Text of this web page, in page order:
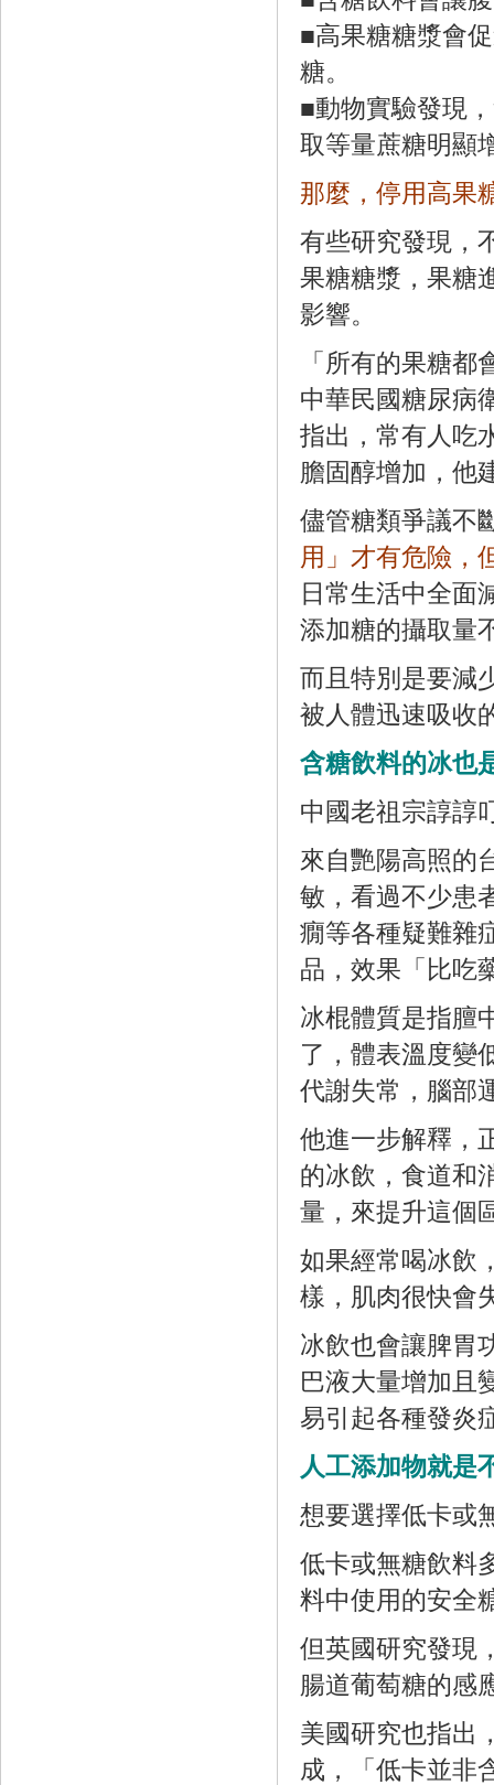
■高果糖糖漿會
糖。
■動物實驗發現
取等量蔗糖明顯
那麼，停用高果
有些研究發現，
果糖糖漿，果糖
影響。
「所有的果糖
中華民國糖尿病
指出，常有人吃
膽固醇增加，他
儘管糖類爭議不
用」才有危險，
日常生活中全面
添加糖的攝取量
而且特別是要減
被人體迅速吸收
含糖飲料的冰也
中國老祖宗諄諄
來自艷陽高照的
敏，看過不少患
癇等各種疑難雜
品，效果「比吃
冰棍體質是指膻
了，體表溫度變
代謝失常，腦部
他進一步解釋，
的冰飲，食道和
量，來提升這個
如果經常喝冰飲
樣，肌肉很快會
冰飲也會讓脾胃
巴液大量增加且
易引起各種發炎
人工添加物就是
想要選擇低卡或
低卡或無糖飲料
料中使用的安全
但英國研究發現
腸道葡萄糖的感
美國研究也指出
成，「低卡並非